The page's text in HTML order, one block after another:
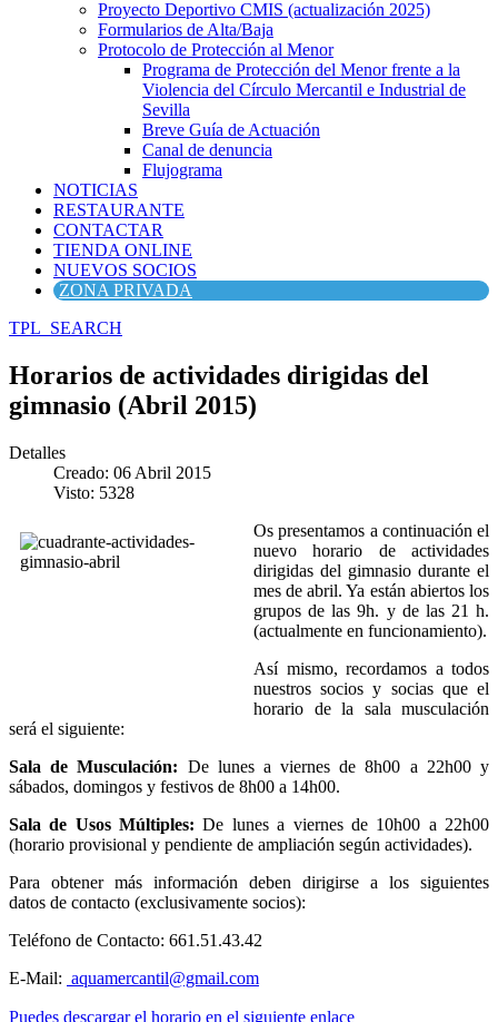
Proyecto Deportivo CMIS (actualización 2025)
Formularios de Alta/Baja
Protocolo de Protección al Menor
Programa de Protección del Menor frente a la
Violencia del Círculo Mercantil e Industrial de
Sevilla
Breve Guía de Actuación
Canal de denuncia
Flujograma
NOTICIAS
RESTAURANTE
CONTACTAR
TIENDA ONLINE
NUEVOS SOCIOS
ZONA PRIVADA
TPL_SEARCH
Horarios de actividades dirigidas del
gimnasio (Abril 2015)
Detalles
Creado: 06 Abril 2015
Visto: 5328
Os presentamos a continuación el
nuevo horario de actividades
dirigidas del gimnasio durante el
mes de abril. Ya están abiertos los
grupos de las 9h. y de las 21 h.
(actualmente en funcionamiento).
Así mismo, recordamos a todos
nuestros socios y socias que el
horario de la sala musculación
será el siguiente:
Sala de Musculación: De lunes a viernes de 8h00 a 22h00 y
sábados, domingos y festivos de 8h00 a 14h00.
Sala de Usos Múltiples: De lunes a viernes de 10h00 a 22h00
(horario provisional y pendiente de ampliación según actividades).
Para obtener más información deben dirigirse a los siguientes
datos de contacto (exclusivamente socios):
Teléfono de Contacto: 661.51.43.42
E-Mail: aquamercantil@gmail.com
Puedes descargar el horario en el siguiente enlace